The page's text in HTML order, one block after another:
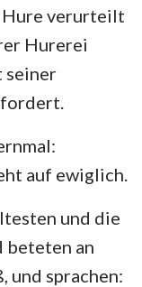
Hure verurteilt
Hurerei
seiner
auf ewiglich.
und die
beteten an
und sprachen: